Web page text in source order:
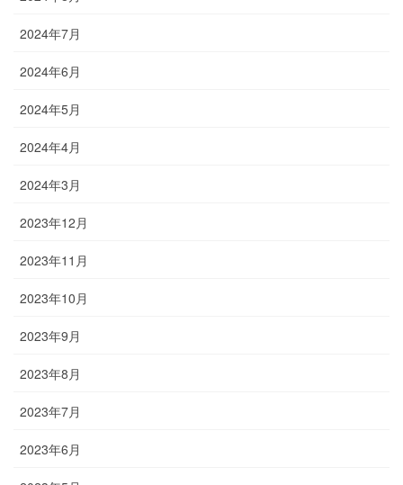
2024年7月
2024年6月
2024年5月
2024年4月
2024年3月
2023年12月
2023年11月
2023年10月
2023年9月
2023年8月
2023年7月
2023年6月